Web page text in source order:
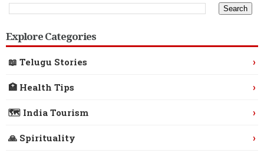
Explore Categories
📖 Telugu Stories ›
🏥 Health Tips ›
🗺️ India Tourism ›
🙏 Spirituality ›